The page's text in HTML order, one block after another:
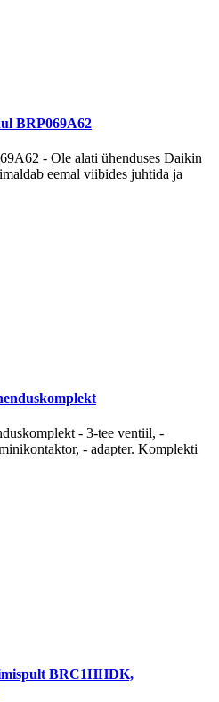
BRP069A62
- Ole alati ühenduses Daikin
eemal viibides juhtida ja
- 3-tee ventiil, -
- adapter. Komplekti
BRC1HHDK,